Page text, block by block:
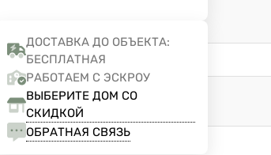
ДОСТАВКА ДО ОБЪЕКТА:
БЕСПЛАТНАЯ
РАБОТАЕМ С ЭСКРОУ
ВЫБЕРИТЕ ДОМ СО
СКИДКОЙ
ОБРАТНАЯ СВЯЗЬ